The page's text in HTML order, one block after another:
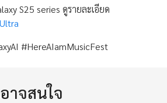
S25 series ดูรายละเอียด
#HereAIamMusicFest
าจสนใจ